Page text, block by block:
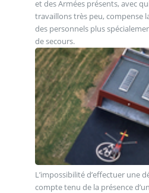
et des Armées présents, avec
travaillons très peu, compense
des personnels plus
de secours.
L’impossibilité d’effectuer une
compte tenu de la présence